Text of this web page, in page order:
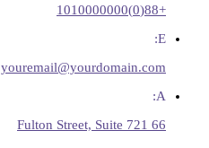
+88(0)1010000000
E:
youremail@yourdomain.com
A:
66 Fulton Street, Suite 721